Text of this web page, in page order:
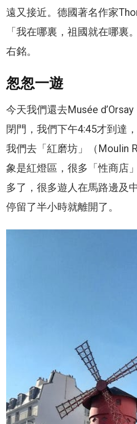
遠又接近。德國著名作家
「我在哪裏，祖國就在哪裏
右銘。
怱怱一遊
今天我們還去Musée
閉門，我們下午4:45才到達
我們去「紅磨坊」（Moulin
象是紅燈區，很多「性商店
多了，很多遊人在馬路邊及
停留了半小時就離開了。